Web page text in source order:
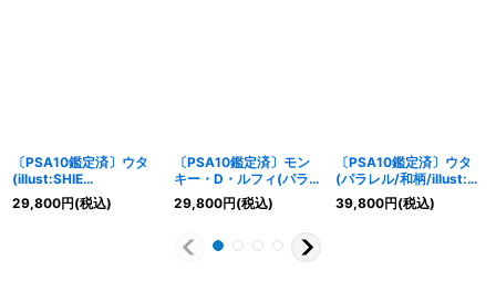
〔PSA10鑑定済〕ウタ
(illust:SHIE
NANAHARA)【L】{P-
011}
29,800円(税込)
〔PSA10鑑定済〕モン
キー・D・ルフィ(パラレ
ル/illust:AKIRA
EGAWA)【SR/P】
29,800円(税込)
〔PSA10鑑定済〕ウタ
(パラレル/和柄/illust:S-
KINOKO)【SP】
{OP02-120[OP05]}
39,800円(税込)